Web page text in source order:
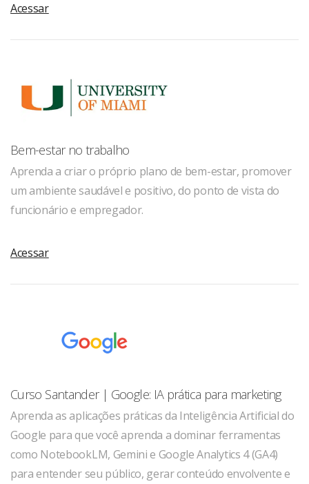
Acessar
Bem-estar no trabalho
Aprenda a criar o próprio plano de bem-estar, promover
um ambiente saudável e positivo, do ponto de vista do
funcionário e empregador.
Acessar
Curso Santander | Google: IA prática para marketing
Aprenda as aplicações práticas da Inteligência Artificial do
Google para que você aprenda a dominar ferramentas
como NotebookLM, Gemini e Google Analytics 4 (GA4)
para entender seu público, gerar conteúdo envolvente e